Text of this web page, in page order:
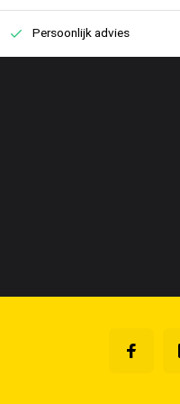
Persoonlijk advies